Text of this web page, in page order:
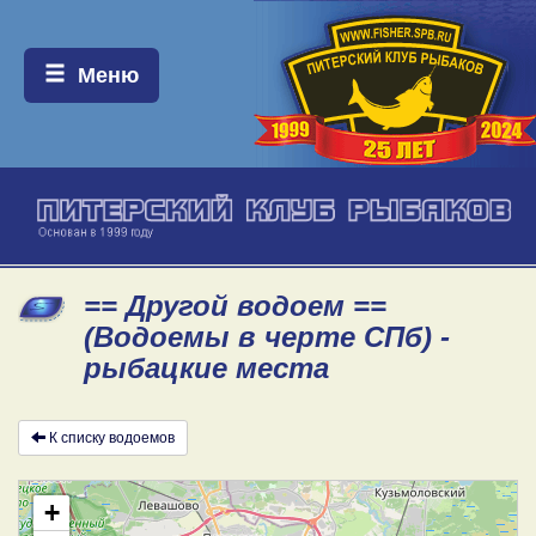
Меню:
Меню
== Другой водоем ==
(Водоемы в черте СПб) -
рыбацкие места
К списку водоемов
+